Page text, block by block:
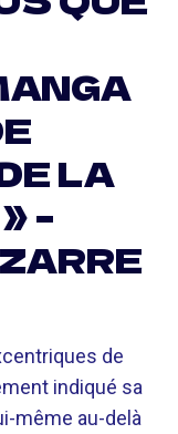
LA
–
de
indiqué sa
même au-delà